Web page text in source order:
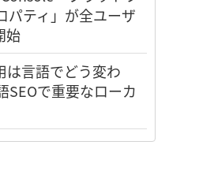
パティ」が全ユーザ
始
は言語でどう変わ
SEOで重要なローカ